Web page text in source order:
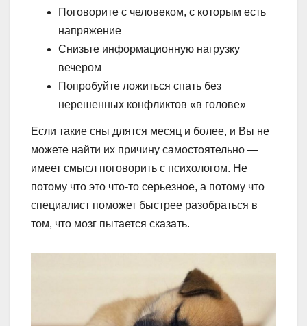
Поговорите с человеком, с которым есть
напряжение
Снизьте информационную нагрузку
вечером
Попробуйте ложиться спать без
нерешенных конфликтов «в голове»
Если такие сны длятся месяц и более, и Вы не
можете найти их причину самостоятельно —
имеет смысл поговорить с психологом. Не
потому что это что-то серьезное, а потому что
специалист поможет быстрее разобраться в
том, что мозг пытается сказать.